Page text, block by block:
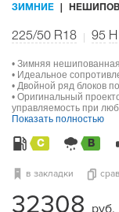
ЗИМНИЕ
225/50 R18 95 H
• Зимняя
• Идеальное
• Двойной ряд блоков
• Оригинальный
управляемость при
Показать полностью
C B
в закладки
32308 руб.